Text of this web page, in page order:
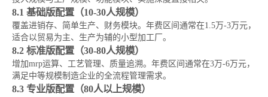
8.1 基础版配置（10-30人规模）
覆盖进销存、简单生产、财务模块。年费区间通常在1.5万-3万元，
适合以贸易为主、生产为辅的小型加工厂。
8.2 标准版配置（30-80人规模）
增加mrp运算、工艺管理、质量追溯。年费区间通常在3万-6万元，
满足中等规模制造企业的全流程管理需求。
8.3 专业版配置（80人以上规模）